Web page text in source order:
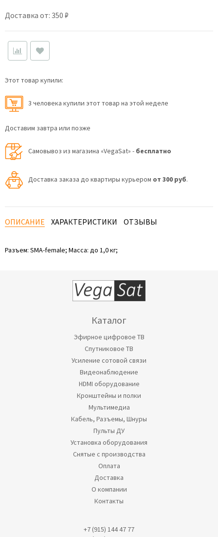
Доставка от: 350 ₽
Этот товар купили:
3 человекa купили этот товар на этой неделе
Доставим завтра или позже
Самовывоз из магазина «VegaSat» - бесплатно
Доставка заказа до квартиры курьером от 300 руб.
ОПИСАНИЕ ХАРАКТЕРИСТИКИ ОТЗЫВЫ
Разъем: SMA-female; Масса: до 1,0 кг;
Каталог
Эфирное цифровое ТВ
Спутниковое ТВ
Усиление сотовой связи
Видеонаблюдение
HDMI оборудование
Кронштейны и полки
Мультимедиа
Кабель, Разъемы, Шнуры
Пульты ДУ
Установка оборудования
Снятые с производства
Оплата
Доставка
О компании
Контакты
+7 (915) 144 47 77